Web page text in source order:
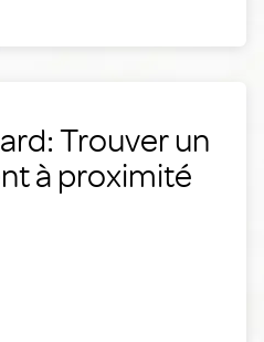
Trouver un
à proximité